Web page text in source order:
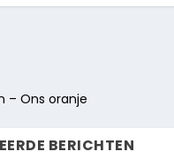
– Ons oranje
BERICHTEN